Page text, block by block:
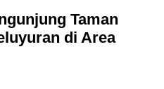
Taman
di Area